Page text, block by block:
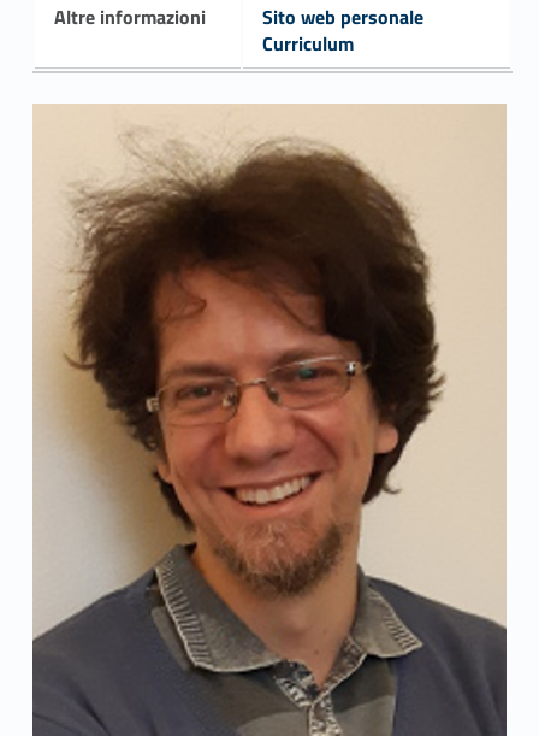
Altre informazioni
Sito web personale
Curriculum